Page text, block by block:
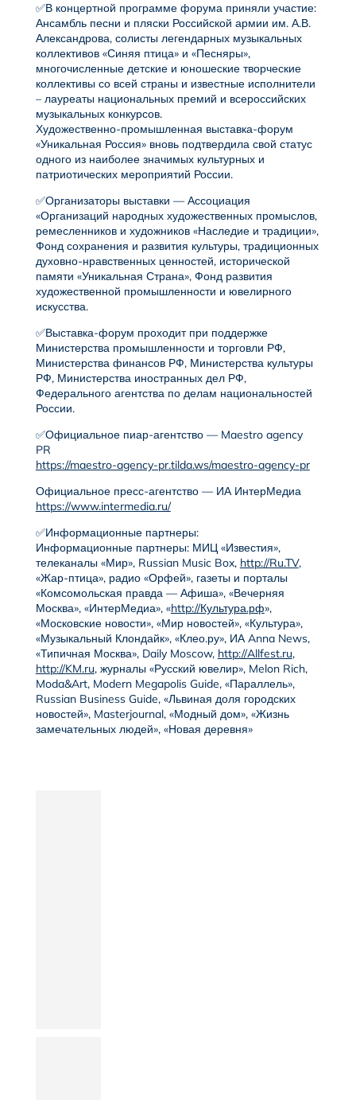
✅В концертной программе форума приняли участие:
Ансамбль песни и пляски Российской армии им. А.В.
Александрова, солисты легендарных музыкальных
коллективов «Синяя птица» и «Песняры»,
многочисленные детские и юношеские творческие
коллективы со всей страны и известные исполнители
– лауреаты национальных премий и всероссийских
музыкальных конкурсов.
Художественно-промышленная выставка-форум
«Уникальная Россия» вновь подтвердила свой статус
одного из наиболее значимых культурных и
патриотических мероприятий России.
✅Организаторы выставки — Ассоциация
«Организаций народных художественных промыслов,
ремесленников и художников «Наследие и традиции»,
Фонд сохранения и развития культуры, традиционных
духовно-нравственных ценностей, исторической
памяти «Уникальная Страна», Фонд развития
художественной промышленности и ювелирного
искусства.
✅Выставка-форум проходит при поддержке
Министерства промышленности и торговли РФ,
Министерства финансов РФ, Министерства культуры
РФ, Министерства иностранных дел РФ,
Федерального агентства по делам национальностей
России.
✅Официальное пиар-агентство — Maestro agency
PR
https://maestro-agency-pr.tilda.ws/maestro-agency-pr
Официальное пресс-агентство — ИА ИнтерМедиа
https://www.intermedia.ru/
✅Информационные партнеры:
Информационные партнеры: МИЦ «Известия»,
телеканалы «Мир», Russian Music Box, http://Ru.TV,
«Жар-птица», радио «Орфей», газеты и порталы
«Комсомольская правда — Афиша», «Вечерняя
Москва», «ИнтерМедиа», «http://Культура.рф»,
«Московские новости», «Мир новостей», «Культура»,
«Музыкальный Клондайк», «Клео.ру», ИА Anna News,
«Типичная Москва», Daily Moscow, http://Allfest.ru,
http://KM.ru, журналы «Русский ювелир», Melon Rich,
Moda&Art, Modern Megapolis Guide, «Параллель»,
Russian Business Guide, «Львиная доля городских
новостей», Masterjournal, «Модный дом», «Жизнь
замечательных людей», «Новая деревня»